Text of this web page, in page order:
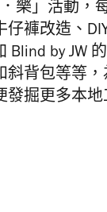
樂」活動，
褲改造、
by JW
背包等等，
發掘更多本地